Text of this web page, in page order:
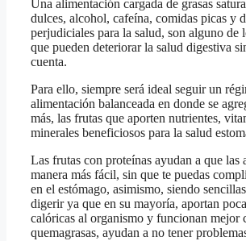
Una alimentación cargada de grasas
dulces, alcohol, cafeína, comidas picas y
perjudiciales para la salud, son alguno de
que pueden deteriorar la salud digestiva
cuenta.
Para ello, siempre será ideal seguir un
alimentación balanceada en donde se
más, las frutas que aporten nutrientes,
minerales beneficiosos para la salud
Las frutas con proteínas ayudan a que las
manera más fácil, sin que te puedas
en el estómago, asimismo, siendo
digerir ya que en su mayoría, aportan
calóricas al organismo y funcionan mejor
quemagrasas, ayudan a no tener